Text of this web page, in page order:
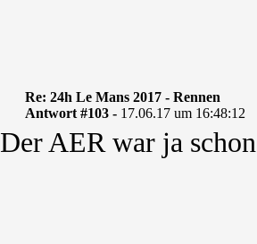
Re: 24h Le Mans 2017 - Rennen
Antwort #103 - 17.06.17 um 16:48:12
Der AER war ja